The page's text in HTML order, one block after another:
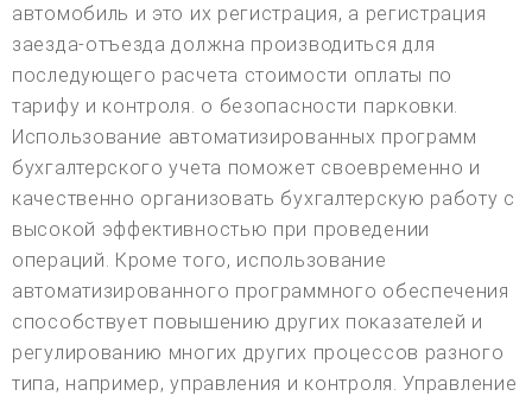
автомобиль и это их регистрация, а регистрация
заезда-отъезда должна производиться для
последующего расчета стоимости оплаты по
тарифу и контроля. о безопасности парковки.
Использование автоматизированных программ
бухгалтерского учета поможет своевременно и
качественно организовать бухгалтерскую работу с
высокой эффективностью при проведении
операций. Кроме того, использование
автоматизированного программного обеспечения
способствует повышению других показателей и
регулированию многих других процессов разного
типа, например, управления и контроля. Управление